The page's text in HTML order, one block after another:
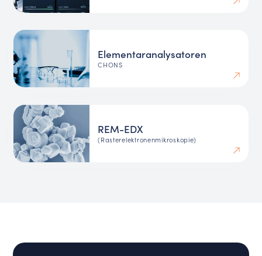
Elementaranalysatoren
CHONS
REM-EDX
(Rasterelektronenmikroskopie)